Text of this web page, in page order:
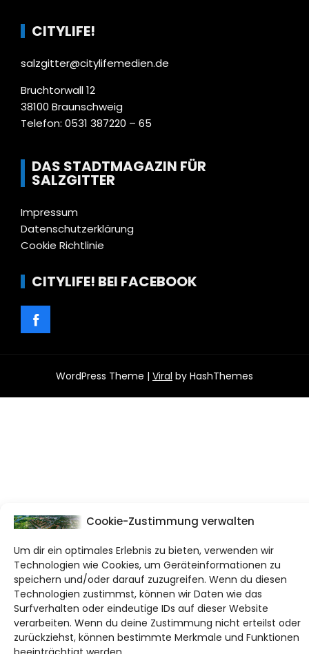
Cookie-Zustimmung verwalten
Um dir ein optimales Erlebnis zu bieten, verwenden wir
Technologien wie Cookies, um Geräteinformationen zu
speichern und/oder darauf zuzugreifen. Wenn du diesen
Technologien zustimmst, können wir Daten wie das
Surfverhalten oder eindeutige IDs auf dieser Website
verarbeiten. Wenn du deine Zustimmung nicht erteilst oder
zurückziehst, können bestimmte Merkmale und Funktionen
CITYLIFE!
salzgitter@citylifemedien.de
Bruchtorwall 12
38100 Braunschweig
Telefon: 0531 387220 – 65
DAS STADTMAGAZIN FÜR
SALZGITTER
Impressum
Datenschutzerklärung
Cookie Richtlinie
CITYLIFE! BEI FACEBOOK
WordPress Theme | Viral by HashThemes